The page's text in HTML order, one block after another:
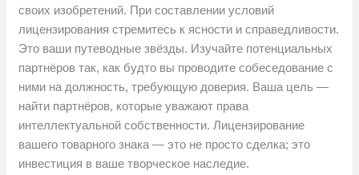
своих изобретений. При составлении условий
лицензирования стремитесь к ясности и справедливости.
Это ваши путеводные звёзды. Изучайте потенциальных
партнёров так, как будто вы проводите собеседование с
ними на должность, требующую доверия. Ваша цель —
найти партнёров, которые уважают права
интеллектуальной собственности. Лицензирование
вашего товарного знака — это не просто сделка; это
инвестиция в ваше творческое наследие.